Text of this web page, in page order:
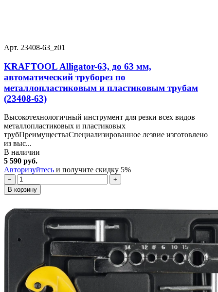
Арт. 23408-63_z01
KRAFTOOL Alligator-63, до 63 мм,
автоматический труборез по
металлопластиковым и пластиковым трубам
(23408-63)
Высокотехнологичный инструмент для резки всех видов
металлопластиковых и пластиковых
трубПреимуществаСпециализированное лезвие изготовлено
из выс...
В наличии
5 590 руб.
Авторизуйтесь и получите скидку 5%
−
+
В корзину